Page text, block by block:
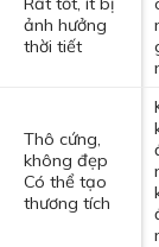
ảnh hưởng
thời tiết
Thô cứng,
không đẹp
Có thể tạo
thương tích